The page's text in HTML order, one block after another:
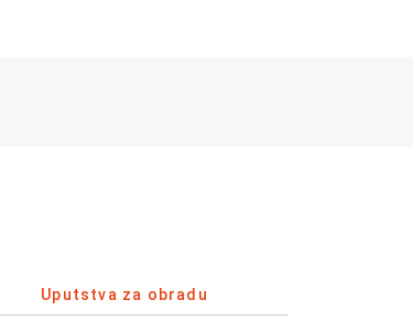
Uputstva za obradu